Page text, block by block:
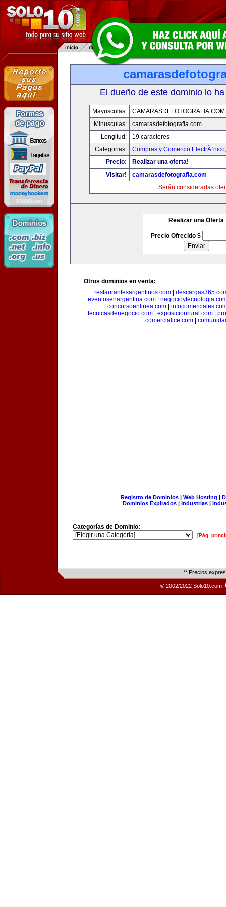
El dueño de este dominio lo
Mayusculas:
CAMARASDEFOTOGRAFIA.COM
Minusculas:
camarasdefotografia.com
Longitud:
19 caracteres
Categorias:
Compras y Comercio ElectrÃ³nico
Precio:
Realizar una oferta!
Visitar!
camarasdefotografia.com
Serán consideradas
Realizar una Oferta
Precio Ofrecido $
Otros dominios en venta:
restaurantesargentinos.com
eventosenargentina.com
concursoenlinea.com|
tecnicasdenegocio.com
exposicionrural.com
comercialice.com|
Registro de Dominios| Web Hosting |
Dominios Expirados | Industrias |
Categorías de Dominio:
[Pág.
** Precios
© 2002/2022 Solo10.com